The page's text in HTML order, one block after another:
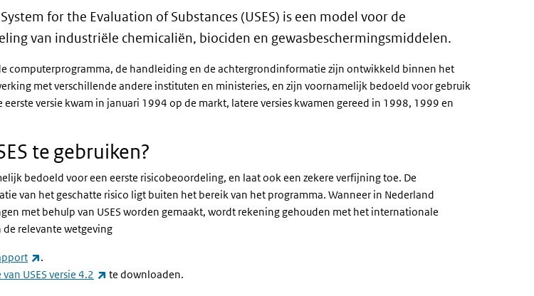
for the Evaluation of Substances (USES) is een model voor de
van industriële chemicaliën, biociden en gewasbeschermingsmiddelen.
computerprogramma, de handleiding en de achtergrondinformatie zijn ontwikkeld binnen het
met verschillende andere instituten en ministeries, en zijn voornamelijk bedoeld voor gebruik
eerste versie kwam in januari 1994 op de markt, latere versies kwamen gereed in 1998, 1999 en
te gebruiken?
bedoeld voor een eerste risicobeoordeling, en laat ook een zekere verfijning toe. De
van het geschatte risico ligt buiten het bereik van het programma. Wanneer in Nederland
met behulp van USES worden gemaakt, wordt rekening gehouden met het internationale
relevante wetgeving
(externe link)
.
USES versie 4.2 (externe link)
te downloaden.